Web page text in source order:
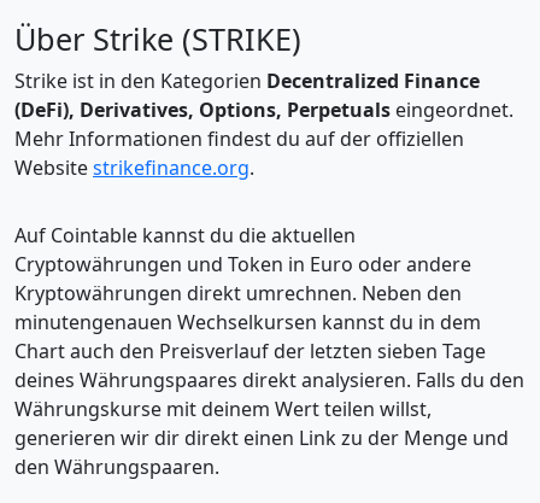
Über Strike (STRIKE)
Strike ist in den Kategorien Decentralized Finance
(DeFi), Derivatives, Options, Perpetuals eingeordnet.
Mehr Informationen findest du auf der offiziellen
Websitestrikefinance.org.
Auf Cointable kannst du die aktuellen
Cryptowährungen und Token in Euro oder andere
Kryptowährungen direkt umrechnen. Neben den
minutengenauen Wechselkursen kannst du in dem
Chart auch den Preisverlauf der letzten sieben Tage
deines Währungspaares direkt analysieren. Falls du den
Währungskurse mit deinem Wert teilen willst,
generieren wir dir direkt einen Link zu der Menge und
den Währungspaaren.